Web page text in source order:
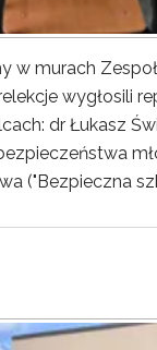
w murach
wygłosili
dr Łukasz
("Bezpieczna